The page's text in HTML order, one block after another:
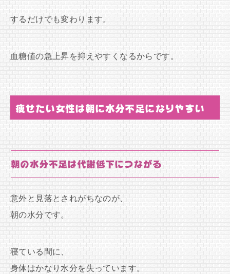
するだけでも変わります。
血糖値の急上昇を抑えやすくなるからです。
痩せたい女性は朝に水分不足になりやすい
朝の水分不足は代謝低下につながる
意外と見落とされがちなのが、
朝の水分です。
寝ている間に、
身体はかなり水分を失っています。